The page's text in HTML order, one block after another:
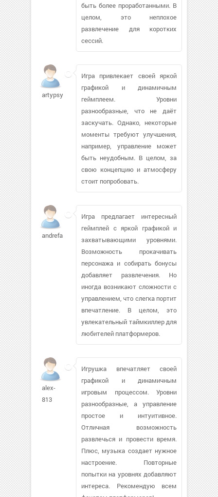
быть более проработанными. В
целом, это неплохое
развлечение для коротких
сессий.
artypsycho407
Игра привлекает своей яркой
графикой и динамичным
геймплеем. Уровни
разнообразные, что не даёт
заскучать. Однако, некоторые
моменты требуют улучшения,
например, управление может
быть неудобным. В целом, за
свою концепцию и атмосферу
стоит попробовать.
andrefaber403
Игра предлагает интересный
геймплей с яркой графикой и
захватывающими уровнями.
Возможность прокачивать
персонажа и собирать бонусы
добавляет развлечения. Но
иногда возникают сложности с
управлением, что слегка портит
впечатление. В целом, это
увлекательный таймкиллер для
любителей платформеров.
alex-
813
Игрушка впечатляет своей
графикой и динамичным
игровым процессом. Уровни
разнообразные, а управление
простое и интуитивное.
Отличная возможность
развлечься и провести время.
Плюс, музыка создает нужное
настроение. Повторные
попытки на уровнях добавляют
интереса. Рекомендую всем